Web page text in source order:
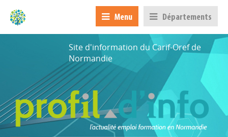
Menu Départements
Site d'information du Carif-Oref de
Normandie